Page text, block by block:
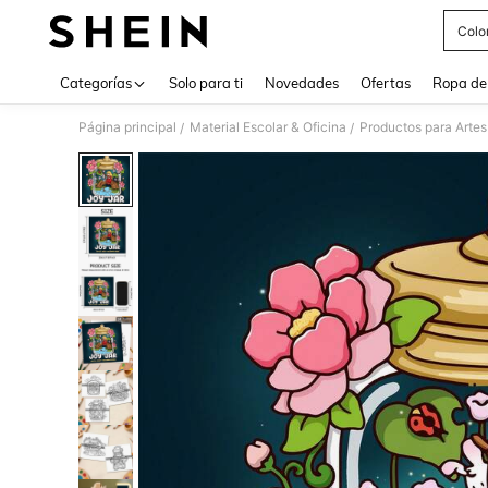
Categorías Solo para ti Novedades Ofertas Ropa
Página principal / Material Escolar & Oficina / Productos para Artes